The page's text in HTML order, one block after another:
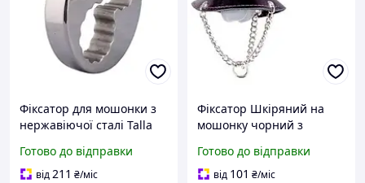
Фіксатор для мошонки з
нержавіючої сталі Talla
Готово до відправки
від211 ₴/міс
Фіксатор Шкіряний на
мошонку чорний з
Shop
Готово до відправки
від 101 ₴/міс